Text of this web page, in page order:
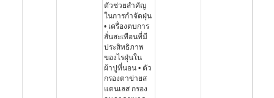
ตัวช่วยสำคัญ
ในการกำจัดฝุ่น
• เครื่องตบการ
สั่นสะเทือนที่มี
ประสิทธิภาพ
ของไรฝุ่นใน
ผ้าปูที่นอน • ตัว
กรองตาข่ายส
แตนเลส กรอง